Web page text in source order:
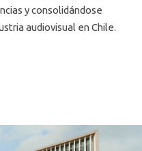
y consolidándose
audiovisual en Chile.